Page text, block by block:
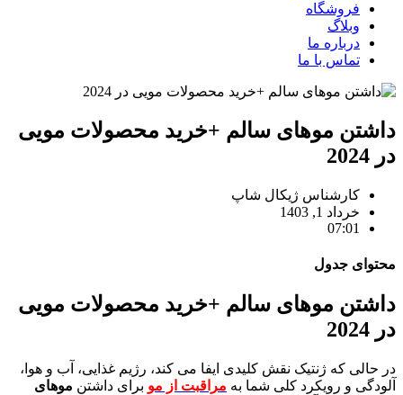
فروشگاه
وبلاگ
درباره ما
تماس با ما
داشتن موهای سالم +خرید محصولات مویی
در 2024
کارشناس ژیکال شاپ
خرداد 1, 1403
07:01
محتوای جدول
داشتن موهای سالم +خرید محصولات مویی
در 2024
در حالی که ژنتیک نقش کلیدی ایفا می کند، رژیم غذایی، آب و هوا،
آلودگی و رویکرد کلی شما به مراقبت از مو برای داشتن موهای